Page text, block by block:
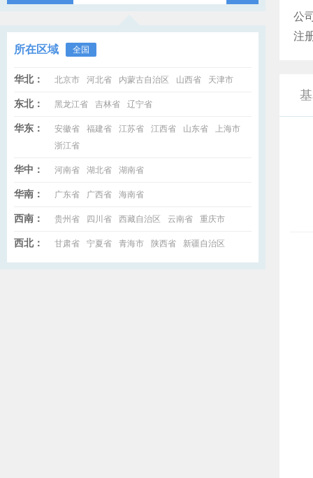
所在区域 全国
华北： 北京市 河北省 内蒙古自治区 山西省 天津市
东北： 黑龙江省 吉林省 辽宁省
华东： 安徽省 福建省 江苏省 江西省 山东省
上海市
浙江省
华中： 河南省 湖北省 湖南省
华南： 广东省 广西省 海南省
西南： 贵州省 四川省 西藏自治区 云南省 重庆市
西北： 甘肃省 宁夏省 青海市 陕西省 新疆自治区
公
注